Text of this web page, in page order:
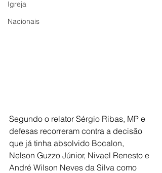
Igreja
Nacionais
Segundo o relator Sérgio Ribas, MP e
defesas recorreram contra a decisão
que já tinha absolvido Bocalon,
Nelson Guzzo Júnior, Nivael Renesto e
André Wilson Neves da Silva como